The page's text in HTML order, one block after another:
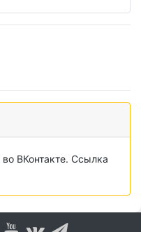
ВКонтакте. Ссылка